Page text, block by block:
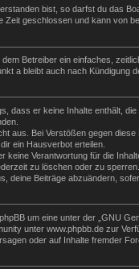
bist, so darfst du das
geschlossen und kann von
Betreiber ein einfaches,
a bleibt auch nach Kündigung
dass er keine Inhalte enthält,
aus. Bei Verstößen gegen
ein Hausverbot erteilen.
keine Verantwortung für die
zu löschen oder zu sperren.
deine Beiträge abzuändern,
um eine unter der „ GNU
unter www.phpbb.de zur
oder auf Inhalte fremder